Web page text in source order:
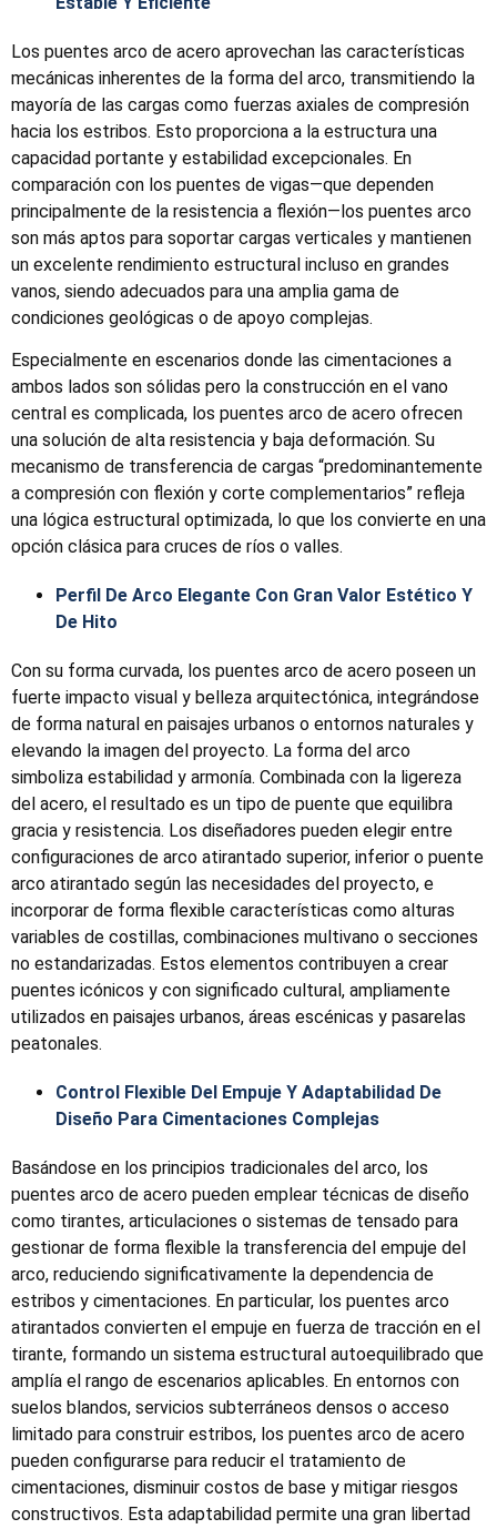
Los puentes arco de acero aprovechan las características
mecánicas inherentes de la forma del arco, transmitiendo la
mayoría de las cargas como fuerzas axiales de compresión
hacia los estribos. Esto proporciona a la estructura una
capacidad portante y estabilidad excepcionales. En
comparación con los puentes de vigas—que dependen
principalmente de la resistencia a flexión—los puentes arco
son más aptos para soportar cargas verticales y mantienen
un excelente rendimiento estructural incluso en grandes
vanos, siendo adecuados para una amplia gama de
condiciones geológicas o de apoyo complejas.
Especialmente en escenarios donde las cimentaciones a
ambos lados son sólidas pero la construcción en el vano
central es complicada, los puentes arco de acero ofrecen
una solución de alta resistencia y baja deformación. Su
mecanismo de transferencia de cargas “predominantemente
a compresión con flexión y corte complementarios” refleja
una lógica estructural optimizada, lo que los convierte en una
opción clásica para cruces de ríos o valles.
Perfil De Arco Elegante Con Gran Valor Estético Y
De Hito
Con su forma curvada, los puentes arco de acero poseen un
fuerte impacto visual y belleza arquitectónica, integrándose
de forma natural en paisajes urbanos o entornos naturales y
elevando la imagen del proyecto. La forma del arco
simboliza estabilidad y armonía. Combinada con la ligereza
del acero, el resultado es un tipo de puente que equilibra
gracia y resistencia. Los diseñadores pueden elegir entre
configuraciones de arco atirantado superior, inferior o puente
arco atirantado según las necesidades del proyecto, e
incorporar de forma flexible características como alturas
variables de costillas, combinaciones multivano o secciones
no estandarizadas. Estos elementos contribuyen a crear
puentes icónicos y con significado cultural, ampliamente
utilizados en paisajes urbanos, áreas escénicas y pasarelas
peatonales.
Control Flexible Del Empuje Y Adaptabilidad De
Diseño Para Cimentaciones Complejas
Basándose en los principios tradicionales del arco, los
puentes arco de acero pueden emplear técnicas de diseño
como tirantes, articulaciones o sistemas de tensado para
gestionar de forma flexible la transferencia del empuje del
arco, reduciendo significativamente la dependencia de
estribos y cimentaciones. En particular, los puentes arco
atirantados convierten el empuje en fuerza de tracción en el
tirante, formando un sistema estructural autoequilibrado que
amplía el rango de escenarios aplicables. En entornos con
suelos blandos, servicios subterráneos densos o acceso
limitado para construir estribos, los puentes arco de acero
pueden configurarse para reducir el tratamiento de
cimentaciones, disminuir costos de base y mitigar riesgos
constructivos. Esta adaptabilidad permite una gran libertad